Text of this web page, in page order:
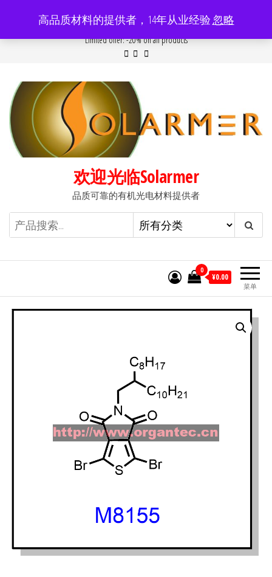
内
Popular searches:Women //Modern //New//Sale
Limited offer: -20% on all products
欢迎光临Solarmer
品质可靠的有机光电材料提供者
菜单
0
¥0.00
高品质材料的提供者，14年从业经验忽略